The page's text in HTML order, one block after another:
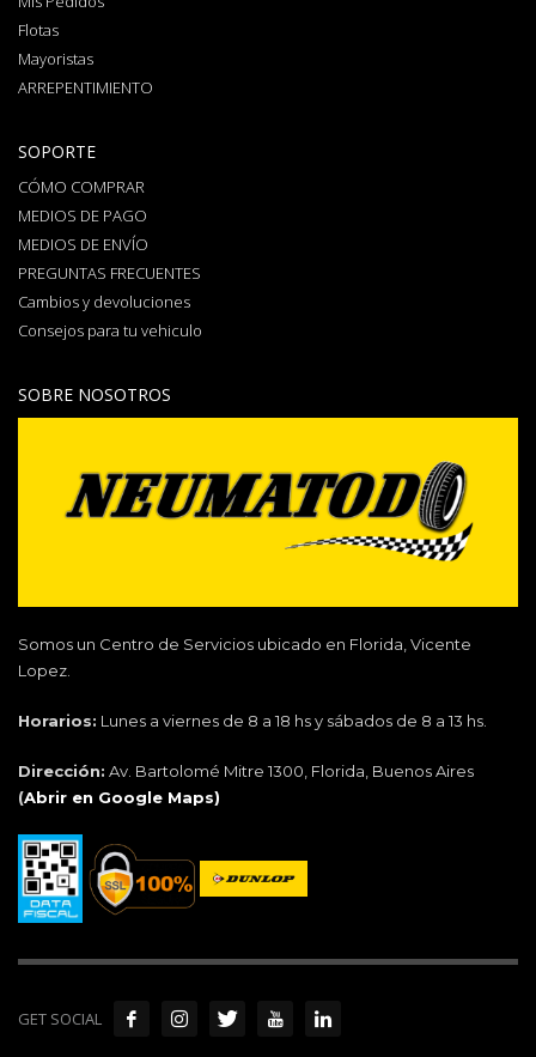
Flotas
Mayoristas
ARREPENTIMIENTO
SOPORTE
CÓMO COMPRAR
MEDIOS DE PAGO
MEDIOS DE ENVÍO
PREGUNTAS FRECUENTES
Cambios y devoluciones
Consejos para tu vehiculo
SOBRE NOSOTROS
Somos un Centro de Servicios ubicado en Florida, Vicente
Lopez.
Horarios: Lunes a viernes de 8 a 18 hs y sábados de 8 a 13 hs.
Dirección: Av. Bartolomé Mitre 1300, Florida, Buenos Aires
(Abrir en Google Maps)
GET SOCIAL